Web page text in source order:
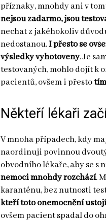
příznaky, mnohdy ani v
nejsou zadarmo, jsou
nechat z jakéhokoliv
nedostanou.I přesto se
výsledky vyhotoveny. Je
testovaných, mohlo dojít k
pacientů, ovšem i přesto
Někteří lékaři
V mnoha případech, kdy
naordinuji povinnou
obvodního lékaře, aby se
nemoci mnohdy rozchází.
karanténu, bez nutnosti
kteří toto onemocnění
ovšem pacient spadal do